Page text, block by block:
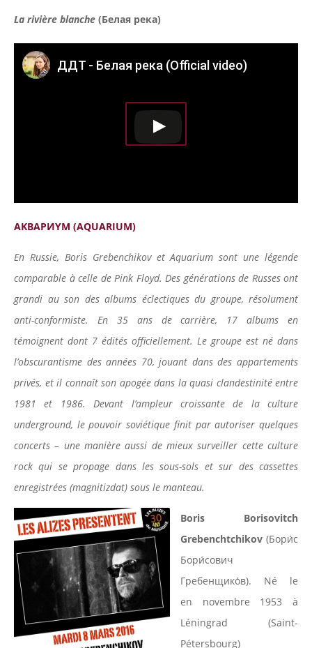
La rivière blanche (Белая река)
ДДТ - Белая река (Official video)
AKBAPИYM (AQUARIUM)
En Russie, Boris Grebenchikov et Aquarium sont une légende
comparable à celle de Pink Floyd. Des générations de Russes ont
grandi au son des albums éclectiques du groupe, résolument
anti-conformiste. En 35 ans de carrière, 17 albums en
témoignent dont 7 édités officiellement. Le groupe est né dans
l’obscurantisme des années 70, jouant dans des appartements
privés, et il connaît son apogée dans la quasi clandestinité entre
1981 et 1986. Devant l’ampleur croissante de la culture
underground, le pouvoir soviétique finit par autoriser quelques
concerts – une manière aussi de mieux surveiller cette culture
rock qui se propage dans les sous-sols et sur des cassettes
enregistrées (magnitizdat) sous le manteau.
Boris Borisovitch
Grebenchtchikov (Бори́с
Бори́сович
Гребенщико́в). Né le
en novembre 1953 à
Léningrad (Saint-
Pétersbourg)